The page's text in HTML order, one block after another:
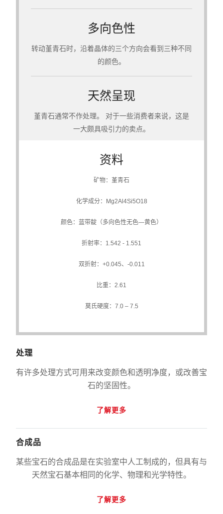
多向色性
转动堇青石时，沿着晶体的三个方向会看到三种不同
的颜色。
天然呈现
堇青石通常不作处理。 对于一些消费者来说，这是
一大颇具吸引力的卖点。
资料
矿物：堇青石
化学成分：Mg2Al4Si5O18
颜色：蓝带靛（多向色性无色—黄色）
折射率：1.542 - 1.551
双折射：+0.045、-0.011
比重：2.61
莫氏硬度：7.0 – 7.5
处理
有许多处理方式可用来改变颜色和透明净度，或改善宝
石的坚固性。
了解更多
合成品
某些宝石的合成品是在实验室中人工制成的，但具有与
天然宝石基本相同的化学、物理和光学特性。
了解更多